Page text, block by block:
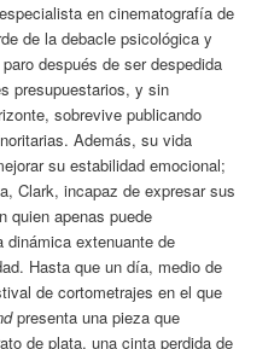
en cinematografía de
de la debacle psicológica y
después de ser despedida
presupuestarios, y sin
sobrevive publicando
Además, su vida
su estabilidad emocional;
Clark, incapaz de expresar sus
quien apenas puede
dinámica extenuante de
Hasta que un día, medio de
de cortometrajes en el que
presenta una pieza que
de plata, una cinta perdida de